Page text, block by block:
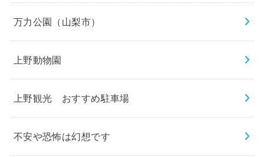
万力公園（山梨市）
上野動物園
上野観光 おすすめ駐車場
不安や恐怖は幻想です